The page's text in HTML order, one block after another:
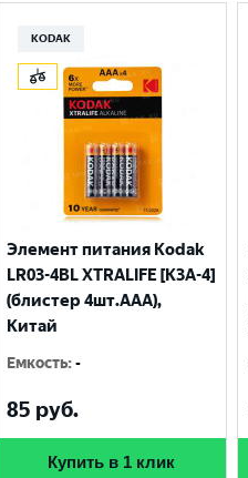
KODAK
Элемент питания Kodak
LR03-4BL XTRALIFE [K3A-4]
(блистер 4шт.AАА),
Китай
Емкость:-
85 руб.
Купить в 1 клик